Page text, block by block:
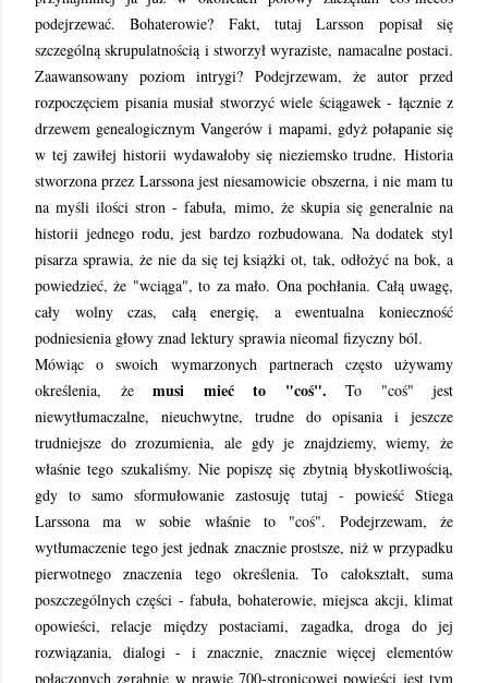
podejrzewać. Bohaterowie? Fakt, tutaj Larsson popisał się
szczególną skrupulatnością i stworzył wyraziste, namacalne postaci.
Zaawansowany poziom intrygi? Podejrzewam, że autor przed
rozpoczęciem pisania musiał stworzyć wiele ściągawek - łącznie z
drzewem genealogicznym Vangerów i mapami, gdyż połapanie się
w tej zawiłej historii wydawałoby się nieziemsko trudne. Historia
stworzona przez Larssona jest niesamowicie obszerna, i nie mam tu
na myśli ilości stron - fabuła, mimo, że skupia się generalnie na
historii jednego rodu, jest bardzo rozbudowana. Na dodatek styl
pisarza sprawia, że nie da się tej książki ot, tak, odłożyć na bok, a
powiedzieć, że "wciąga", to za mało. Ona pochłania. Całą uwagę,
cały wolny czas, całą energię, a ewentualna konieczność
podniesienia głowy znad lektury sprawia nieomal fizyczny ból.
Mówiąc o swoich wymarzonych partnerach często używamy
określenia, że musi mieć to "coś". To "coś" jest
niewytłumaczalne, nieuchwytne, trudne do opisania i jeszcze
trudniejsze do zrozumienia, ale gdy je znajdziemy, wiemy, że
właśnie tego szukaliśmy. Nie popiszę się zbytnią błyskotliwością,
gdy to samo sformułowanie zastosuję tutaj - powieść Stiega
Larssona ma w sobie właśnie to "coś". Podejrzewam, że
wytłumaczenie tego jest jednak znacznie prostsze, niż w przypadku
pierwotnego znaczenia tego określenia. To całokształt, suma
poszczególnych części - fabuła, bohaterowie, miejsca akcji, klimat
opowieści, relacje między postaciami, zagadka, droga do jej
rozwiązania, dialogi - i znacznie, znacznie więcej elementów
połączonych zgrabnie w prawie 700-stronicowej powieści jest tym